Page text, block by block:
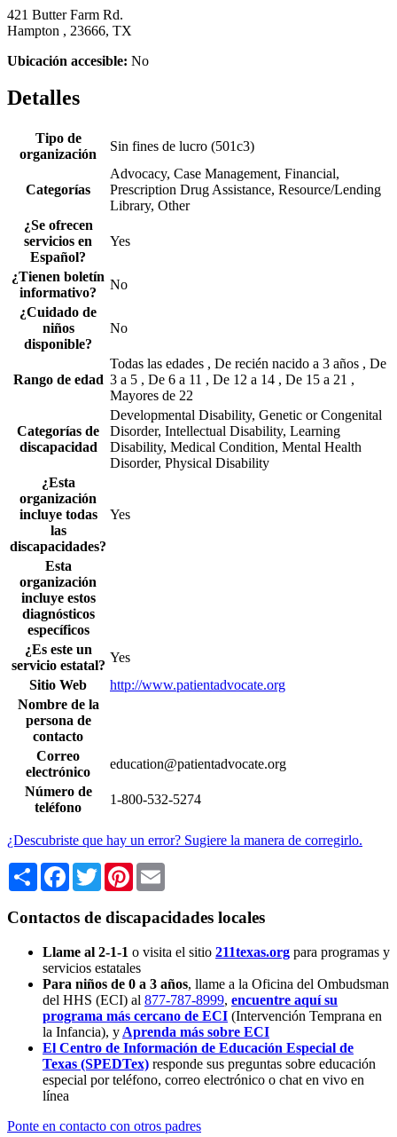
421 Butter Farm Rd.
Hampton , 23666, TX
Ubicación accesible: No
Detalles
Tipo de
organización
Sin fines de lucro (501c3)
Categorías
Advocacy, Case Management, Financial,
Prescription Drug Assistance, Resource/Lending
Library, Other
¿Se ofrecen
servicios en
Español?
Yes
¿Tienen boletín
informativo?
No
¿Cuidado de
niños
disponible?
No
Rango de edad
Todas las edades , De recién nacido a 3 años , De
3 a 5 , De 6 a 11 , De 12 a 14 , De 15 a 21 ,
Mayores de 22
Categorías de
discapacidad
Developmental Disability, Genetic or Congenital
Disorder, Intellectual Disability, Learning
Disability, Medical Condition, Mental Health
Disorder, Physical Disability
¿Esta
organización
incluye todas
las
discapacidades?
Yes
Esta
organización
incluye estos
diagnósticos
específicos
¿Es este un
servicio estatal?
Yes
Sitio Web
http://www.patientadvocate.org
Nombre de la
persona de
contacto
Correo
electrónico
education@patientadvocate.org
Número de
teléfono
1-800-532-5274
¿Descubriste que hay un error? Sugiere la manera de corregirlo.
Share Facebook
TwitterPinterest
Contactos de discapacidades locales
Llame al 2-1-1 o visita el sitio 211texas.org para programas y
servicios estatales
Para niños de 0 a 3 años, llame a la Oficina del Ombudsman
del HHS (ECI) al 877-787-8999, encuentre aquí su
programa más cercano de ECI (Intervención Temprana en
la Infancia), y Aprenda más sobre ECI
El Centro de Información de Educación Especial de
Texas (SPEDTex) responde sus preguntas sobre educación
especial por teléfono, correo electrónico o chat en vivo en
línea
Ponte en contacto con otros padres